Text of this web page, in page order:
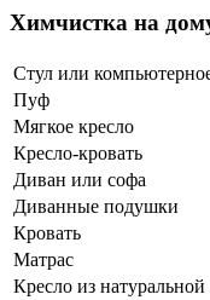
Химчистка на
Стул или
Пуф
Мягкое кресло
Кресло-кровать
Диван или софа
Диванные подушки
Кровать
Матрас
Кресло из